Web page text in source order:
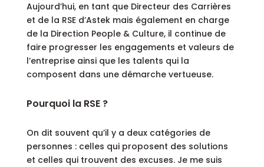
Aujourd’hui, en tant que Directeur des Carrières
et de la RSE d’Astek mais également en charge
de la Direction People & Culture, il continue de
faire progresser les engagements et valeurs de
l’entreprise ainsi que les talents qui la
composent dans une démarche vertueuse.
Pourquoi la RSE ?
On dit souvent qu’il y a deux catégories de
personnes : celles qui proposent des solutions
et celles qui trouvent des excuses. Je me suis